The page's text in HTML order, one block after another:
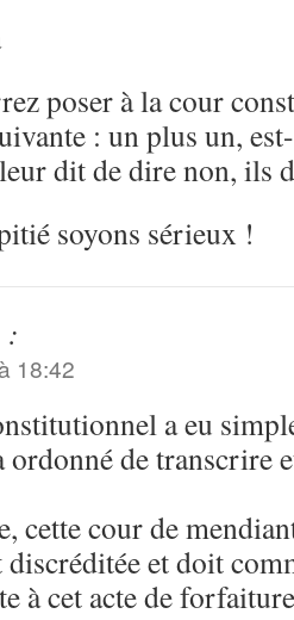
poser à la cour
: un plus un,
dit de dire non, ils
soyons sérieux !
:
18:42
a eu
ordonné de transcrire
cette cour de
et doit
à cet acte de